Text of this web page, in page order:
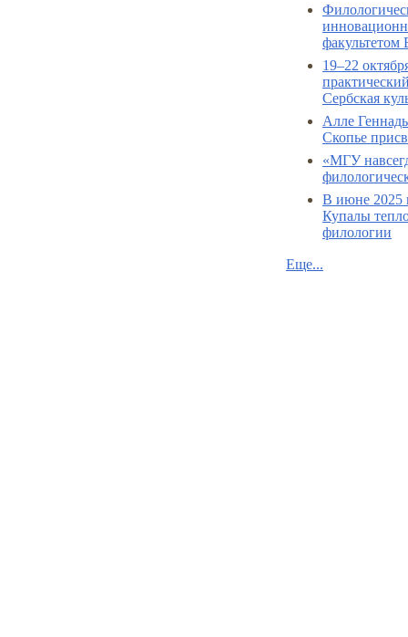
факультетом
19–22
Сербская
Алле
Скопье
«МГУ
В июне 2025
Купалы
филологии
Еще...